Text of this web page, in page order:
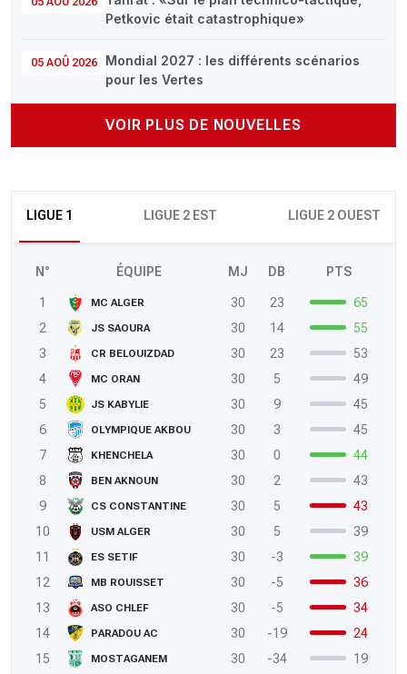
Petkovic était catastrophique»
05 AOÛ 2026
Mondial 2027 : les différents scénarios
pour les Vertes
VOIR PLUS DE NOUVELLES
LIGUE 1 LIGUE 2 EST LIGUE 2 OUEST
N° ÉQUIPE MJ DB PTS
1 MC ALGER 30 23
65
2
JS SAOURA 30 14
55
3
CR BELOUIZDAD 30 23
53
4
MC ORAN 30 5
49
5
JS KABYLIE 30 9
45
6
OLYMPIQUE AKBOU 30 3
45
7
KHENCHELA 30 0
44
8
BEN AKNOUN 30 2
43
9
CS CONSTANTINE 30 5
43
10
USM ALGER 30 5
39
11
ES SETIF 30 -3
39
12
MB ROUISSET 30 -5
36
13
ASO CHLEF 30 -5
34
14
PARADOU AC 30 -19
24
15
MOSTAGANEM 30 -34
19